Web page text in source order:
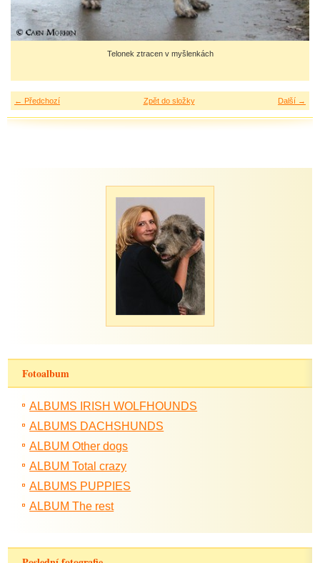
Telonek ztracen v myšlenkách
← Předchozí Další →
Zpět do složky
Fotoalbum
ALBUMS IRISH WOLFHOUNDS
ALBUMS DACHSHUNDS
ALBUM Other dogs
ALBUM Total crazy
ALBUMS PUPPIES
ALBUM The rest